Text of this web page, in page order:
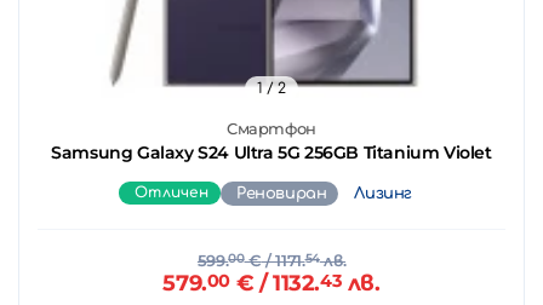
Смартфон
Samsung Galaxy S24 Ultra 5G 256GB Titanium Violet
1/ 2
Отличен Реновиран Лизинг
599.00€/ 1171.54лв.
579.00€ / 1132.43 лв.